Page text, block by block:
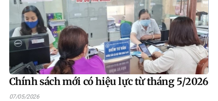
Chính sách mới có hiệu lực từ tháng 5/2026
07/05/2026